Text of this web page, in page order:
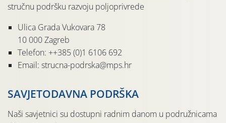
stručnu podršku razvoju poljoprivrede
Ulica Grada Vukovara 78
10 000 Zagreb
Telefon: ++385 (0)1 6106 692
Email: strucna-podrska@mps.hr
SAVJETODAVNA PODRŠKA
Naši savjetnici su dostupni radnim danom u podružnicama